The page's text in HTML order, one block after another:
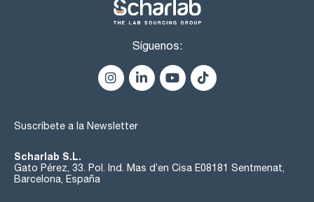
Síguenos:
Suscríbete a la Newsletter
Scharlab S.L.
Gato Pérez, 33. Pol. Ind. Mas d’en Cisa E08181 Sentmenat,
Barcelona, España